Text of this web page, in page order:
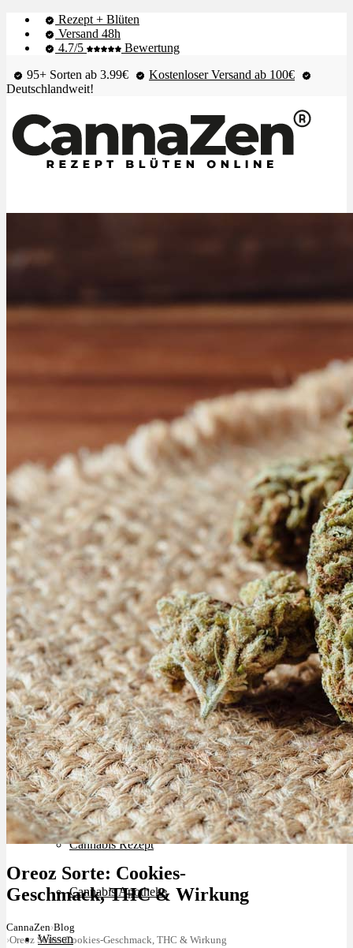
Rezept + Blüten
Versand 48h
4.7/5
Bewertung
95+ Sorten ab 3.99€
Kostenloser Versand ab 100€
Deutschlandweit!
Alle Krankheiten
Chronische Schmerzen
ADHS
Angststörungen
Chronische Migräne
Depressionen
Schlafstörungen
Cannabis Ärzte
Cannabis Rezept
Cannabis Apotheke
Wissen
Oreoz Sorte: Cookies-
Geschmack, THC & Wirkung
CannaZen›Blog
›Oreoz Sorte: Cookies-Geschmack, THC & Wirkung